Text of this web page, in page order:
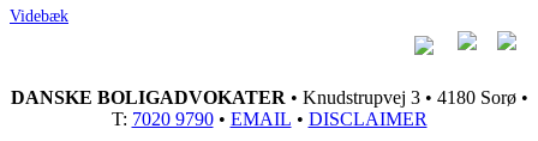
Videbæk
DANSKE BOLIGADVOKATER • Knudstrupvej 3 • 4180 Sorø •
T: 7020 9790• EMAIL • DISCLAIMER